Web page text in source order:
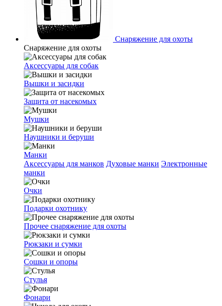
Снаряжение для охоты
Снаряжение для охоты
Аксессуары для собак
Вышки и засидки
Защита от насекомых
Мушки
Наушники и беруши
Манки
Аксессуары для манков Духовые манки Электронные
манки
Очки
Подарки охотнику
Прочее снаряжение для охоты
Рюкзаки и сумки
Сошки и опоры
Стулья
Фонари